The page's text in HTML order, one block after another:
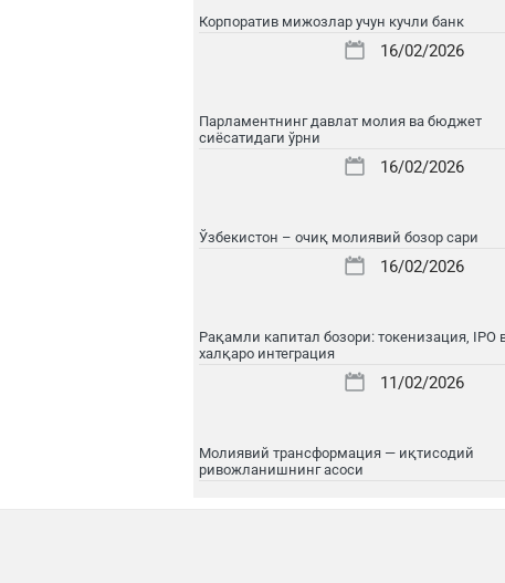
Корпоратив мижозлар учун кучли банк
16/02/2026
Парламентнинг давлат молия ва бюджет
сиёсатидаги ўрни
16/02/2026
Ўзбекистон – очиқ молиявий бозор сари
16/02/2026
Рақамли капитал бозори: токенизация, IPO
халқаро интеграция
11/02/2026
Молиявий трансформация — иқтисодий
ривожланишнинг асоси